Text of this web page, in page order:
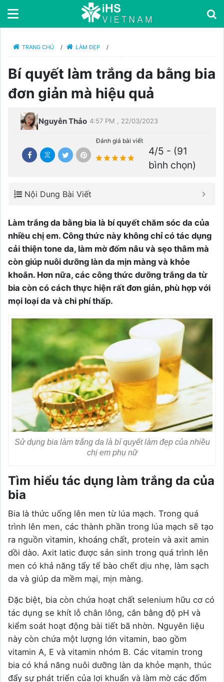
TRANG CHỦ / LÀM ĐẸP /
Bí quyết làm trắng da bằng bia
đơn giản mà hiệu quả
Nguyễn Thảo 4:57 PM , 22/03/2023
Đánh giá bài viết
4/5 - (91
bình chọn)
Nội Dung Bài Viết
Làm trắng da bằng bia là bí quyết chăm sóc da của
nhiều chị em. Công thức này không chỉ có tác dụng
cải thiện tone da, làm mờ đốm nâu và sẹo thâm mà
còn giúp nuôi dưỡng làn da mịn màng và khỏe
khoắn. Hơn nữa, các công thức dưỡng trắng da từ
bia còn có cách thực hiện rất đơn giản, phù hợp với
mọi loại da và chi phí thấp.
Sử dụng bia làm trắng da là bí quyết làm đẹp của nhiều
chị em phụ nữ
Tìm hiểu tác dụng làm trắng da của
bia
Bia là thức uống lên men từ lúa mạch. Trong quá
trình lên men, các thành phần trong lúa mạch sẽ tạo
ra nguồn vitamin, khoáng chất, protein và axit amin
dồi dào. Axit latic được sản sinh trong quá trình lên
men có khả năng tẩy tế bào chết dịu nhẹ, làm sạch
da và giúp da mềm mại, mịn màng.
Đặc biệt, bia còn chứa hoạt chất selenium hữu cơ có
tác dụng se khít lỗ chân lông, cân bằng độ pH và
kiểm soát hoạt động bài tiết bã nhờn. Nguyên liệu
này còn chứa một lượng lớn vitamin, bao gồm
vitamin A, E và vitamin nhóm B. Các vitamin trong
bia có khả năng nuôi dưỡng làn da khỏe mạnh, thúc
đẩy sự phát triển của lợi khuẩn và làm mờ các đốm